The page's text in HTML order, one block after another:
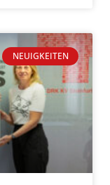
NEUIGKEITEN